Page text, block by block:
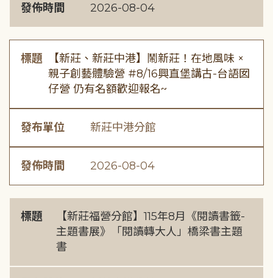
發佈時間 2026-08-04
標題
【新莊、新莊中港】鬧新莊！在地風味 ×
親子創藝體驗營 #8/16興直堡講古-台語囡
仔營 仍有名額歡迎報名~
發布單位 新莊中港分館
發佈時間 2026-08-04
標題
【新莊福營分館】115年8月《閱讀書籤-
主題書展》「閱讀轉大人」橋梁書主題
書